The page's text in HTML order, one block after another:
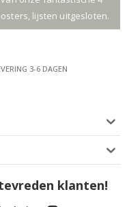
lijsten uitgesloten.
3-6 DAGEN
klanten!